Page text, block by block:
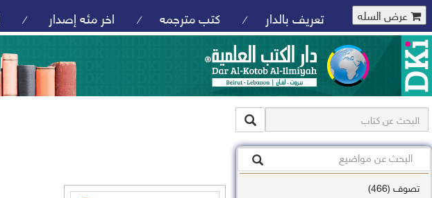
عرض السله تعريف بالدار / كتب مترجمه / اخر مئه إصدار /
تصوف (466)